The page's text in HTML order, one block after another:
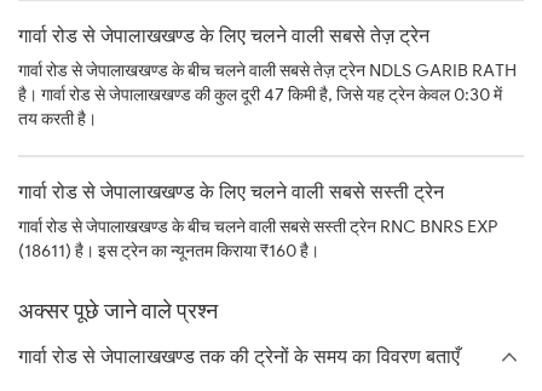
गार्वा रोड से जेपालाखखण्ड के लिए चलने वाली सबसे तेज़ ट्रेन
गार्वा रोड से जेपालाखखण्ड के बीच चलने वाली सबसे तेज़ ट्रेन NDLS GARIB RATH
है। गार्वा रोड से जेपालाखखण्ड की कुल दूरी 47 किमी है, जिसे यह ट्रेन केवल 0:30 में
तय करती है।
गार्वा रोड से जेपालाखखण्ड के लिए चलने वाली सबसे सस्ती ट्रेन
गार्वा रोड से जेपालाखखण्ड के बीच चलने वाली सबसे सस्ती ट्रेन RNC BNRS EXP
(18611) है। इस ट्रेन का न्यूनतम किराया ₹160 है।
अक्सर पूछे जाने वाले प्रश्न
गार्वा रोड से जेपालाखखण्ड तक की ट्रेनों के समय का विवरण बताएँ